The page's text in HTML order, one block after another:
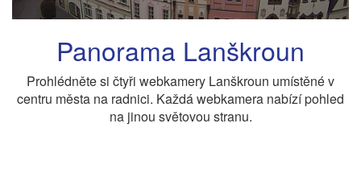
Panorama Lanškroun
Prohlédněte si čtyři webkamery Lanškroun umístěné v
centru města na radnici. Každá webkamera nabízí pohled
na jinou světovou stranu.